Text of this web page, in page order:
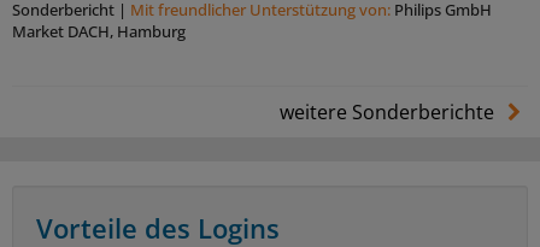
Sonderbericht | Mit freundlicher Unterstützung von: Philips GmbH
Market DACH, Hamburg
weitere Sonderberichte
Vorteile des Logins